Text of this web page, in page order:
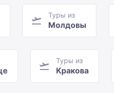
Туры из
Молдовы
Туры из
Кракова